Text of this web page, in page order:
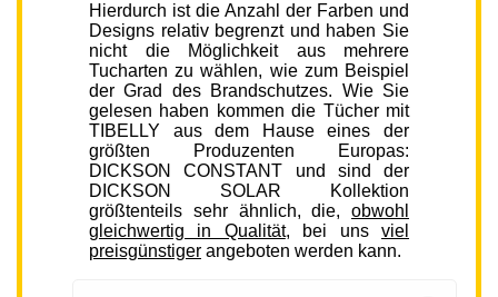
Hierdurch ist die Anzahl der Farben und
Designs relativ begrenzt und haben Sie
nicht die Möglichkeit aus mehrere
Tucharten zu wählen, wie zum Beispiel
der Grad des Brandschutzes. Wie Sie
gelesen haben kommen die Tücher mit
TIBELLY aus dem Hause eines der
größten Produzenten Europas:
DICKSON CONSTANT und sind der
DICKSON SOLAR Kollektion
größtenteils sehr ähnlich, die, obwohl
gleichwertig in Qualität, bei unsviel
preisgünstiger angeboten werden kann.